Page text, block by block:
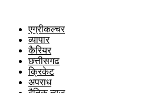
एग्रीकल्चर
व्यापार
कैरियर
छत्तीसगढ
क्रिकेट
अपराध